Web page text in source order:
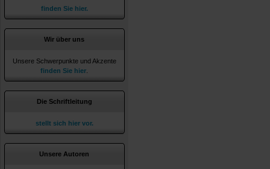
finden Sie hier.
Wir über uns
Unsere Schwerpunkte und Akzente
finden Sie hier
Die Schriftleitung
stellt sich hier vor.
Unsere Autoren